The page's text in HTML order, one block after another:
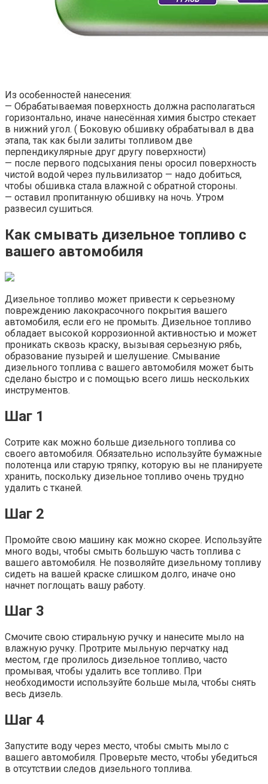
Из особенностей нанесения:
— Обрабатываемая поверхность должна располагаться
горизонтально, иначе нанесённая химия быстро стекает
в нижний угол. ( Боковую обшивку обрабатывал в два
этапа, так как были залиты топливом две
перпендикулярные друг другу поверхности)
— после первого подсыхания пены оросил поверхность
чистой водой через пульвилизатор — надо добиться,
чтобы обшивка стала влажной с обратной стороны.
— оставил пропитанную обшивку на ночь. Утром
развесил сушиться.
Как смывать дизельное топливо с
вашего автомобиля
Дизельное топливо может привести к серьезному
повреждению лакокрасочного покрытия вашего
автомобиля, если его не промыть. Дизельное топливо
обладает высокой коррозионной активностью и может
проникать сквозь краску, вызывая серьезную рябь,
образование пузырей и шелушение. Смывание
дизельного топлива с вашего автомобиля может быть
сделано быстро и с помощью всего лишь нескольких
инструментов.
Шаг 1
Сотрите как можно больше дизельного топлива со
своего автомобиля. Обязательно используйте бумажные
полотенца или старую тряпку, которую вы не планируете
хранить, поскольку дизельное топливо очень трудно
удалить с тканей.
Шаг 2
Промойте свою машину как можно скорее. Используйте
много воды, чтобы смыть большую часть топлива с
вашего автомобиля. Не позволяйте дизельному топливу
сидеть на вашей краске слишком долго, иначе оно
начнет поглощать вашу работу.
Шаг 3
Смочите свою стиральную ручку и нанесите мыло на
влажную ручку. Протрите мыльную перчатку над
местом, где пролилось дизельное топливо, часто
промывая, чтобы удалить все топливо. При
необходимости используйте больше мыла, чтобы снять
весь дизель.
Шаг 4
Запустите воду через место, чтобы смыть мыло с
вашего автомобиля. Проверьте место, чтобы убедиться
в отсутствии следов дизельного топлива.